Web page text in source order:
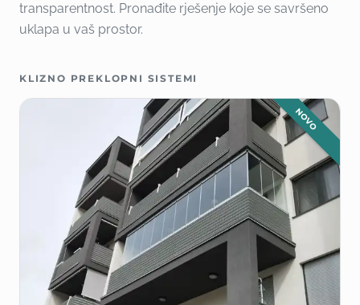
transparentnost. Pronađite rješenje koje se savršeno
uklapa u vaš prostor.
KLIZNO PREKLOPNI SISTEMI
NOVO